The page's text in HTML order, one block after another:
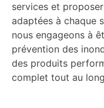
services et
adaptées à chaque
nous engageons à
prévention des
des produits
complet tout au